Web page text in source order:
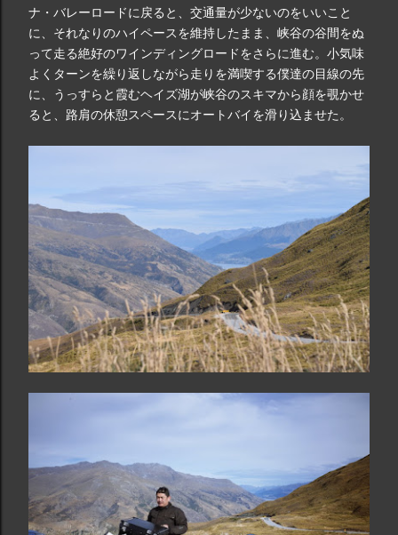
ナ・バレーロードに戻ると、交通量が少ないのをいいこと
に、それなりのハイペースを維持したまま、峡谷の谷間をぬ
って走る絶好のワインディングロードをさらに進む。小気味
よくターンを繰り返しながら走りを満喫する僕達の目線の先
に、うっすらと霞むヘイズ湖が峡谷のスキマから顔を覗かせ
ると、路肩の休憩スペースにオートバイを滑り込ませた。